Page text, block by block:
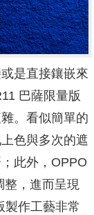
是直接鑲嵌來
巴薩限量版
。看似簡單的
色與多次的遮
此外，OPPO
整，進而呈現
製作工藝非常